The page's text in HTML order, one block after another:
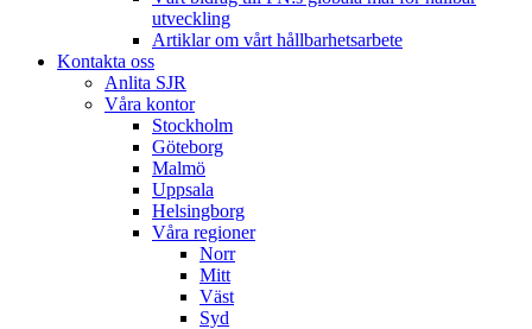
utveckling
Artiklar om vårt hållbarhetsarbete
Kontakta oss
Anlita SJR
Våra kontor
Stockholm
Göteborg
Malmö
Uppsala
Helsingborg
Våra regioner
Norr
Mitt
Väst
Syd